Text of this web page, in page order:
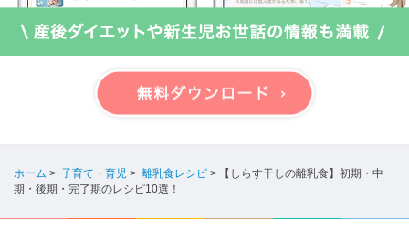
ホーム > 子育て・育児 > 離乳食レシピ >
【しらす干しの離乳食】初期・中
期・後期・完了期のレシピ10選！